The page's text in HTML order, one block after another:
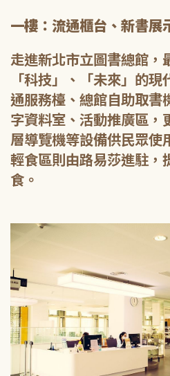
一樓：流通櫃台、新書展
走進新北市立圖書總館，
「科技」、「未來」的
通服務檯、總館自助取書
字資料室、活動推廣區，
層導覽機等設備供民眾使
輕食區則由路易莎進駐，
食。